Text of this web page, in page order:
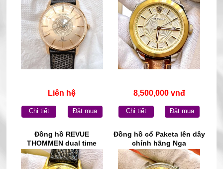
Liên hệ
Chi tiết Đặt mua
8,500,000 vnđ
Chi tiết Đặt mua
Đồng hồ REVUE
THOMMEN dual time
Quartz chính hãng Thụy Sĩ
Đồng hồ cổ Paketa lên dây
chính hãng Nga